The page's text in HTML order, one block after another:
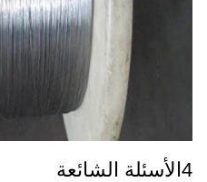
4الأسئلة الشائعة